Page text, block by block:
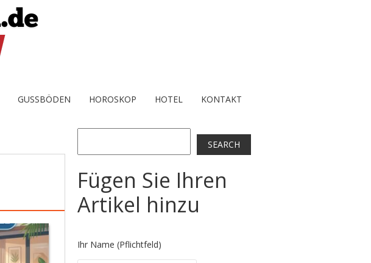
GUSSBÖDEN HOROSKOP HOTEL KONTAKT
SEARCH
Fügen Sie Ihren
Artikel hinzu
Ihr Name (Pflichtfeld)